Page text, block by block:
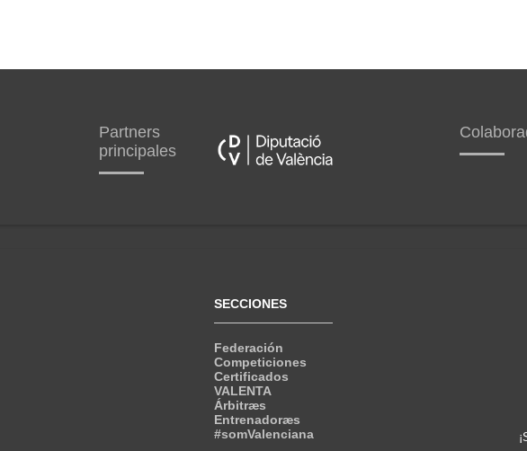
Partners
principales
SECCIONES
Federación
Competiciones
Certificados
VALENTA
Árbitræs
Entrenadoræs
#somValenciana